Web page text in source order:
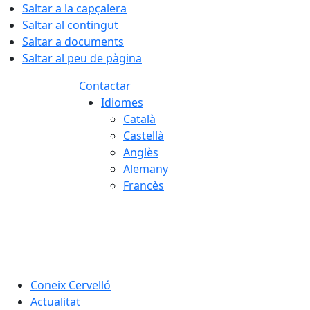
Saltar a la capçalera
Saltar al contingut
Saltar a documents
Saltar al peu de pàgina
Contactar
Idiomes
Català
Castellà
Anglès
Alemany
Francès
Coneix Cervelló
Actualitat